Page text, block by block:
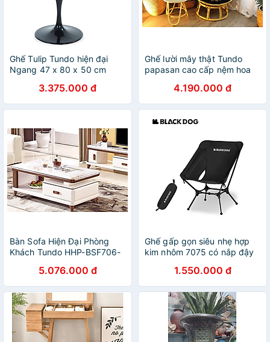
Ghế Tulip Tundo hiện đại
Ngang 47 x 80 x 50 cm
3.375.000 đ
Ghế lười mây thật Tundo
papasan cao cấp nệm hoa
4.190.000 đ
Bàn Sofa Hiện Đại Phòng
Khách Tundo HHP-BSF706-
5.076.000 đ
Ghế gấp gọn siêu nhẹ hợp
kim nhôm 7075 có nắp đậy
CBD2450JJ020
1.550.000 đ